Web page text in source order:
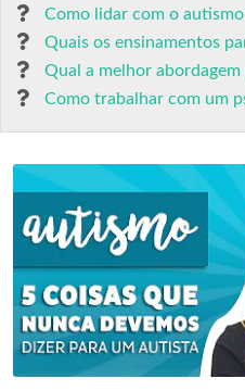
Como lidar com o
Quais os ensinamentos
Qual a melhor
Como trabalhar com um